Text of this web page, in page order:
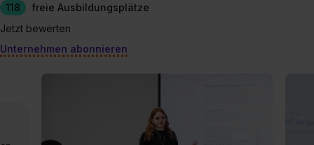
118
freie Ausbildungsplätze
Jetzt bewerten
Unternehmen abonnieren